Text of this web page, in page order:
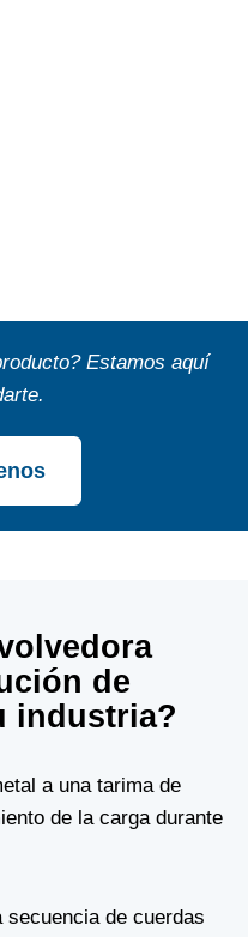
Estamos aquí
de
industria?
a una tarima de
de la carga durante
de cuerdas